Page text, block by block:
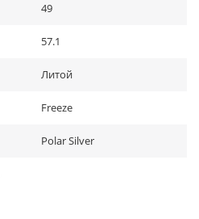
49
57.1
Литой
Freeze
Polar Silver